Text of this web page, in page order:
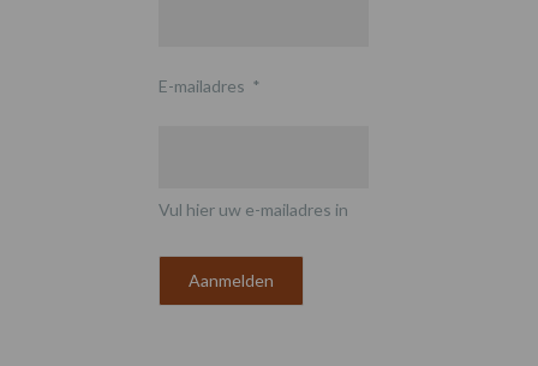
E-mailadres *
Vul hier uw e-mailadres in